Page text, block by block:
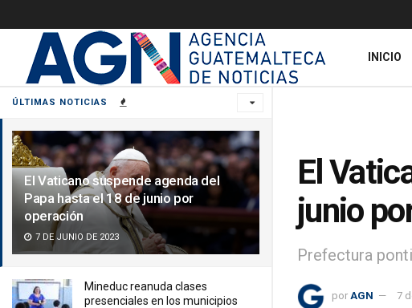
ÚLTIMAS NOTICIAS
El Vaticano suspende agenda del
Papa hasta el 18 de junio por
operación
7 DE JUNIO DE 2023
Mineduc reanuda clases
presenciales en los municipios
INICIO
El
junio
Prefectura
por AGN 7